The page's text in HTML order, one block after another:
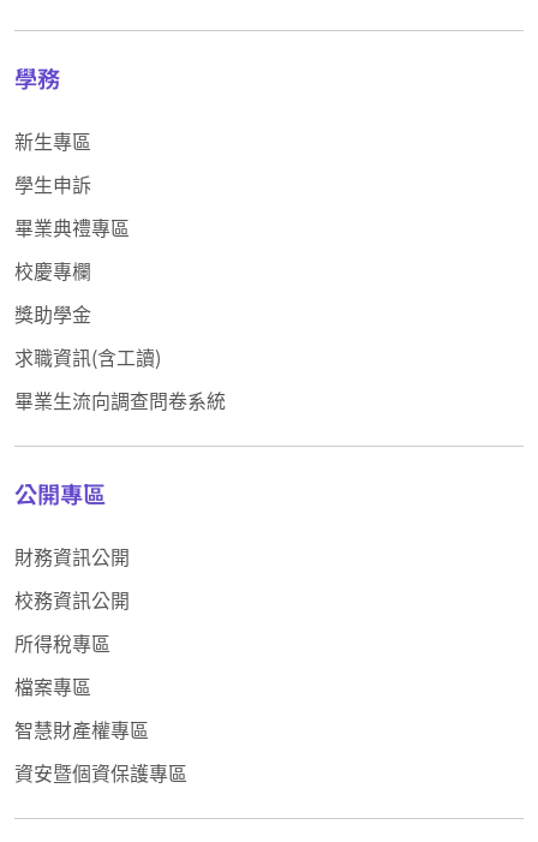
學務
新生專區
學生申訴
畢業典禮專區
校慶專欄
獎助學金
求職資訊(含工讀)
畢業生流向調查問卷系統
公開專區
財務資訊公開
校務資訊公開
所得稅專區
檔案專區
智慧財產權專區
資安暨個資保護專區